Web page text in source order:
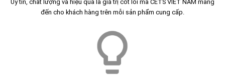
Uy tín, chất lượng và hiệu quả là giá trị cốt lõi mà CETS VIET NAM mang
đến cho khách hàng trên mỗi sản phẩm cung cấp.